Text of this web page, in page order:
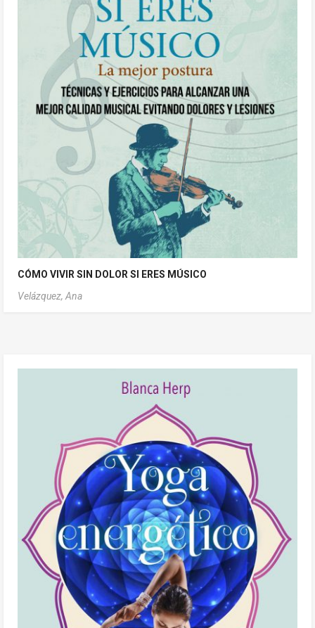
CÓMO VIVIR SIN DOLOR SI ERES MÚSICO
Velázquez, Ana